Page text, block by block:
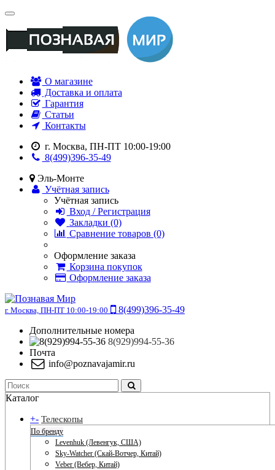
О магазине
Доставка и оплата
Гарантия
Статьи
Контакты
г. Москва, ПН-ПТ 10:00-19:00
8(499)396-35-49
Эль-Монте
Учётная запись
Учётная запись
Вход / Регистрация
Закладки (0)
Сравнение товаров (0)
Оформление заказа
Корзина покупок
Оформление заказа
г. Москва, ПН-ПТ 10:00-19:00
8(499)396-35-49
Дополнительные номера
8(929)994-55-36
Почта
info@poznavajamir.ru
Каталог
+- Телескопы
По бренду
Levenhuk (Левенгук, США)
Sky-Watcher (Скай-Вотчер, Китай)
Veber (Вебер, Китай)